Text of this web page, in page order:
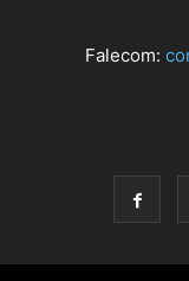
Falecom: